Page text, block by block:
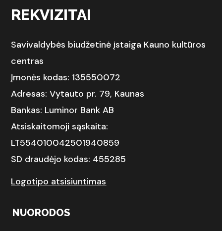
REKVIZITAI
Savivaldybės biudžetinė įstaiga Kauno kultūros
centras
Įmonės kodas: 135550072
Adresas: Vytauto pr. 79, Kaunas
Bankas: Luminor Bank AB
Atsiskaitomoji sąskaita:
LT554010042501940859
SD draudėjo kodas: 455285
Logotipo atsisiuntimas
NUORODOS